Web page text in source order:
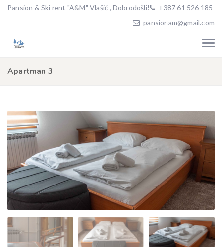
Pansion & Ski rent "A&M" Vlašić , Dobrodošli!
+387 61 526 185
pansionam@gmail.com
Apartman 3